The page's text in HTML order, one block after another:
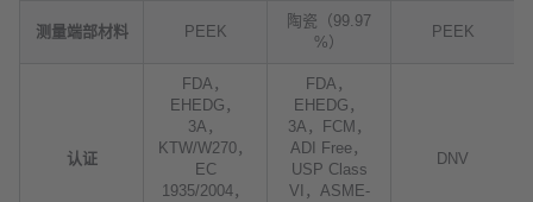
测量端部材料 PEEK
陶瓷（99.97
%）
PEEK
认证
FDA，
EHEDG，
3A，
KTW/W270，
EC
1935/2004，
FDA，
EHEDG，
3A，FCM，
ADI Free，
USP Class
VI，ASME-
DNV